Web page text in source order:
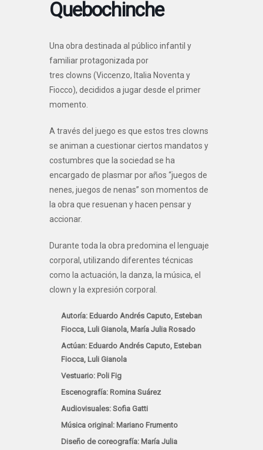
Quebochinche
Una obra destinada al público infantil y
familiar protagonizada por
tres clowns (Viccenzo, Italia Noventa y
Fiocco), decididos a jugar desde el primer
momento.
A través del juego es que estos tres clowns
se animan a cuestionar ciertos mandatos y
costumbres que la sociedad se ha
encargado de plasmar por años “juegos de
nenes, juegos de nenas” son momentos de
la obra que resuenan y hacen pensar y
accionar.
Durante toda la obra predomina el lenguaje
corporal, utilizando diferentes técnicas
como la actuación, la danza, la música, el
clown y la expresión corporal.
Autoría: Eduardo Andrés Caputo, Esteban
Fiocca, Luli Gianola, María Julia Rosado
Actúan: Eduardo Andrés Caputo, Esteban
Fiocca, Luli Gianola
Vestuario: Poli Fig
Escenografía: Romina Suárez
Audiovisuales: Sofia Gatti
Música original: Mariano Frumento
Diseño de coreografía: María Julia